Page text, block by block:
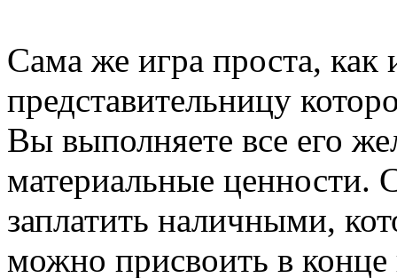
Сама же игра проста, как
представительницу
Вы выполняете все его
материальные ценности.
заплатить наличными,
можно присвоить в